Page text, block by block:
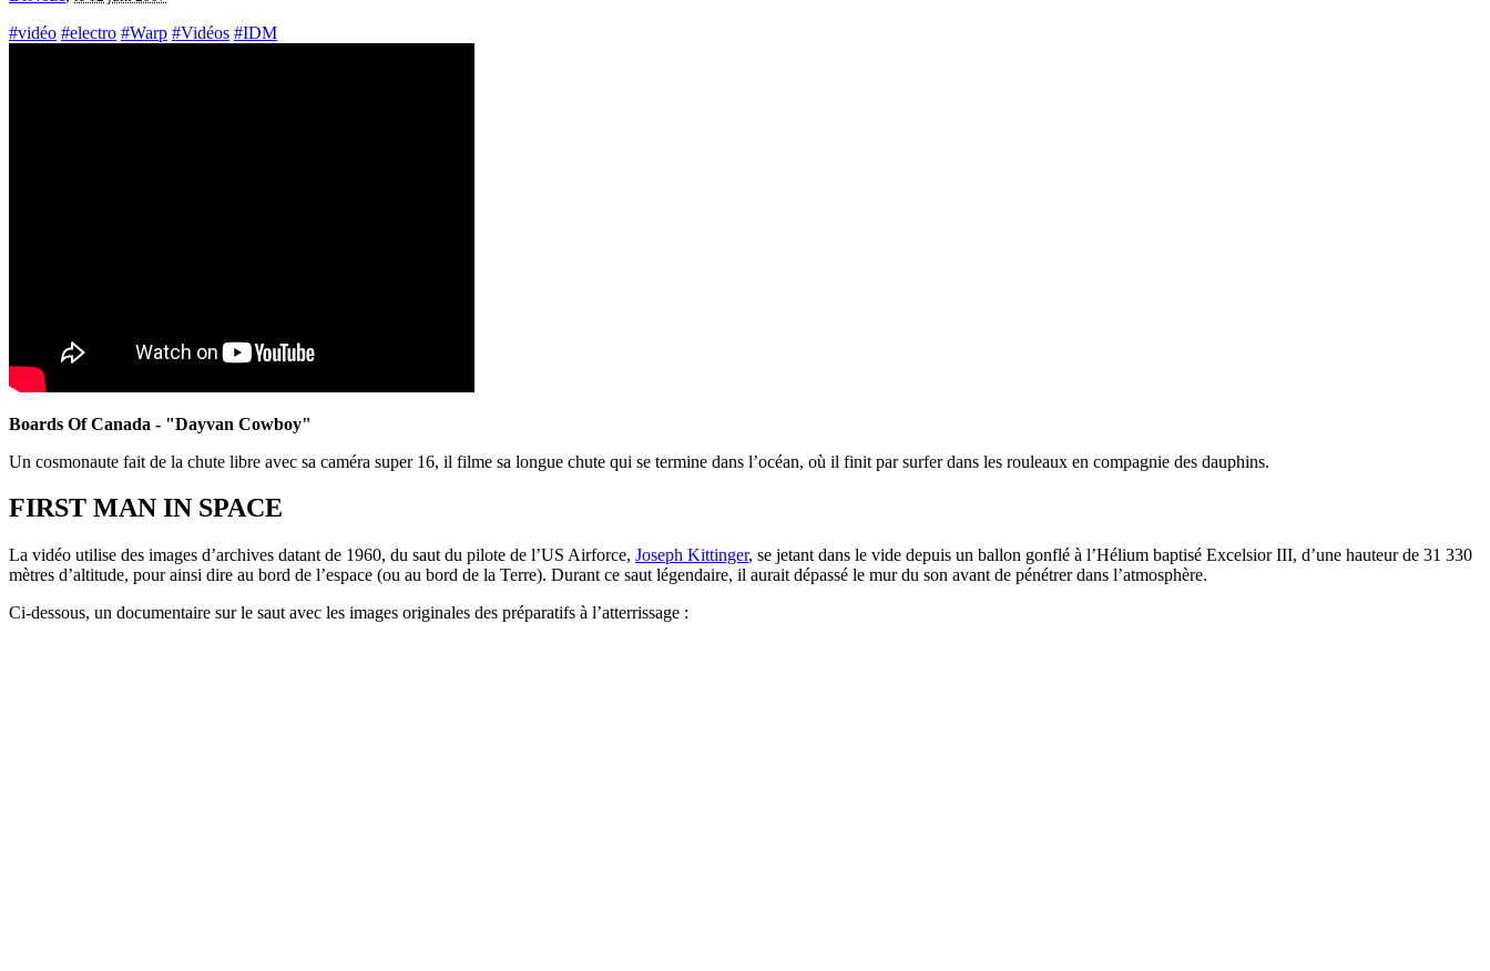
#vidéo #electro #Warp #Vidéos #IDM
Boards Of Canada - "Dayvan Cowboy"
Un cosmonaute fait de la chute libre avec sa caméra super 16, il filme sa longue chute qui se termine dans l’océan, où il finit par surfer dans les rouleaux en compagnie des dauphins.
FIRST MAN IN SPACE
La vidéo utilise des images d’archives datant de 1960, du saut du pilote de l’US Airforce, Joseph Kittinger, se jetant dans le vide depuis un ballon gonflé à l’Hélium baptisé Excelsior III, d’une hauteur de 31 330
mètres d’altitude, pour ainsi dire au bord de l’espace (ou au bord de la Terre). Durant ce saut légendaire, il aurait dépassé le mur du son avant de pénétrer dans l’atmosphère.
Ci-dessous, un documentaire sur le saut avec les images originales des préparatifs à l’atterrissage :